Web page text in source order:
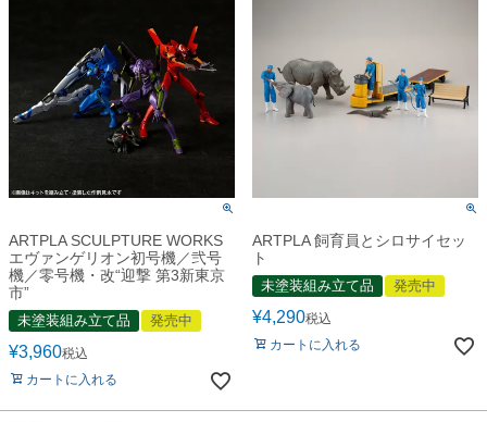
ARTPLA SCULPTURE WORKS
エヴァンゲリオン初号機／弐号
機／零号機・改“迎撃 第3新東京
市”
未塗装組み立て品 発売中
¥3,960税込
カートに入れる
ARTPLA 飼育員とシロサイセッ
ト
未塗装組み立て品 発売中
¥4,290税込
カートに入れる